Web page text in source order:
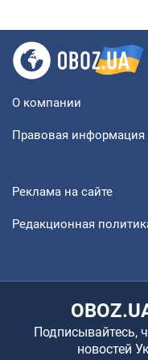
О компании
Правовая информация
Реклама на сайте
Редакционная
Подписывайтесь,
новостей